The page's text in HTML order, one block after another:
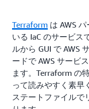
Terraform は AWS
いる IaC のサービス
ルから GUI で AWS
ードで AWS サービ
ます。Terraform の
って読みやすく素早
ステートファイルで